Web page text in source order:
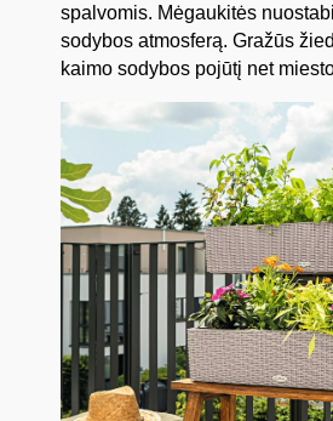
spalvomis. Mėgaukitės
sodybos atmosferą. Gražūs
kaimo sodybos pojūtį net